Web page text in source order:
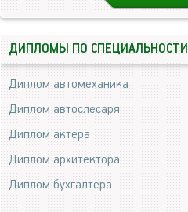
ДИПЛОМЫ ПО СПЕЦИАЛЬНОСТИ
Диплом автомеханика
Диплом автослесаря
Диплом актера
Диплом архитектора
Диплом бухгалтера